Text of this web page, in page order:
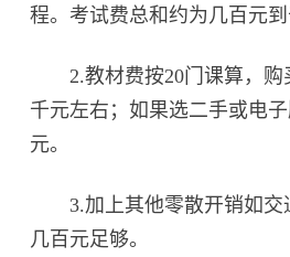
程。考试费总和约为几百元到
2.教材费按20门课算，购
千元左右；如果选二手或电
元。
3.加上其他零散开销如交
几百元足够。